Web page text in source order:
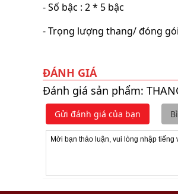
- Số bậc : 2 * 5 bậc
- Trọng lượng thang/ đóng
ĐÁNH GIÁ
Đánh giá sản phẩm:
Gửi đánh giá của bạn